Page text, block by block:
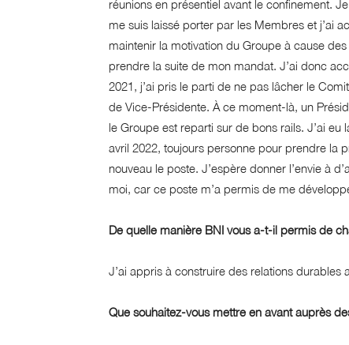
réunions en présentiel avant le confinement.
me suis laissé porter par les Membres et j’ai
maintenir la motivation du Groupe à cause
prendre la suite de mon mandat. J’ai donc
2021, j’ai pris le parti de ne pas lâcher le
de Vice-Présidente. À ce moment-là, un
le Groupe est reparti sur de bons rails. J’ai
avril 2022, toujours personne pour prendre la
nouveau le poste. J’espère donner l’envie à
moi, car ce poste m’a permis de me
De quelle manière BNI vous a-t-il permis de
J’ai appris à construire des relations durables
Que souhaitez-vous mettre en avant auprès